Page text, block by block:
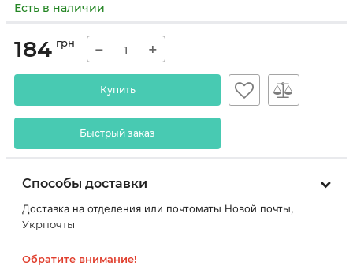
Есть в наличии
184 грн − +
Купить
Быстрый заказ
Способы доставки
Доставка на отделения или почтоматы Новой почты,
Укрпочты
Обратите внимание!